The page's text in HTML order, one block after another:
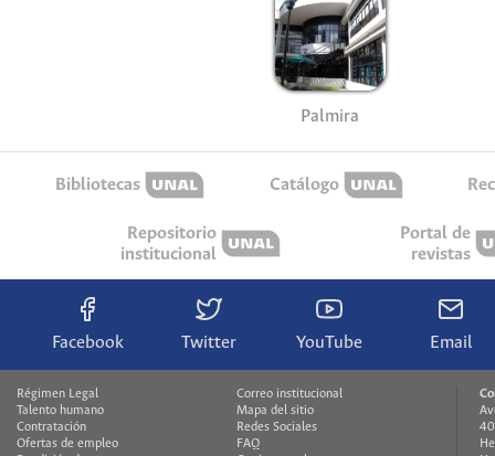
Palmira
Bibliotecas Catálogo
Repositorio
institucional
Portal de
revistas
Facebook Twitter YouTube Email
Régimen Legal
Talento humano
Contratación
Ofertas de empleo
Correo institucional
Mapa del sitio
Redes Sociales
FAQ